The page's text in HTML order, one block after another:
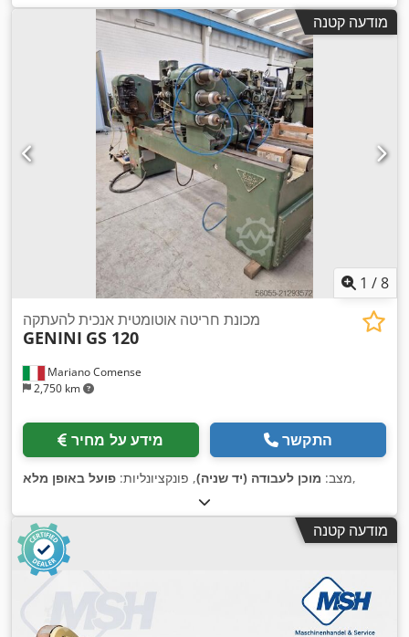
מודעה קטנה
1 /8
Mariano Comense
2,750 km
מכונת חריטה אוטומטית אנכית להעתקה
GENINI GS 120
מידע על מחיר התקשר
מצב: מוכן לעבודה (יד שניה), פונקציונליות: פועל באופן מלא ,
מודעה קטנה